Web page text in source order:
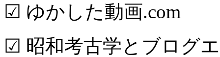
☑ ゆかした動画.com
☑ 昭和考古学とブログ